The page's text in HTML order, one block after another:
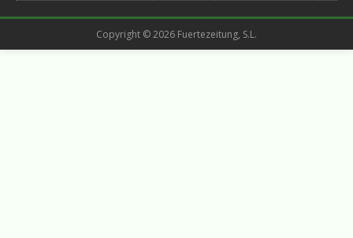
Copyright © 2026 Fuertezeitung, S.L.